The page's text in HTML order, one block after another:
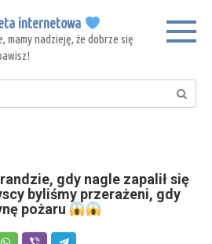
internetowa
mamy nadzieję, że dobrze się
gdy nagle zapalił się
byliśmy przerażeni, gdy
pożaru